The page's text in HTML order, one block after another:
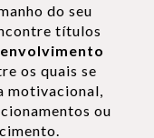
do seu
títulos
os quais se
motivacional,
ou